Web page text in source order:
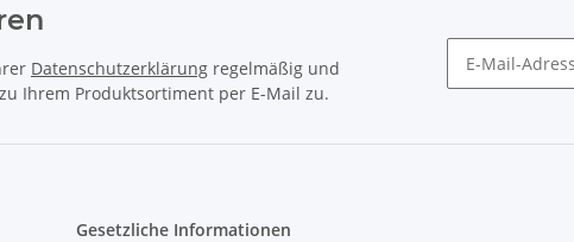
Datenschutzerklärung regelmäßig und
Ihrem Produktsortiment per E-Mail zu.
Gesetzliche Informationen